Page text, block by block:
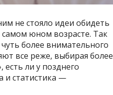
не стояло идеи обидеть
юном возрасте. Так
более внимательного
все реже, выбирая более
есть ли у позднего
и статистика —